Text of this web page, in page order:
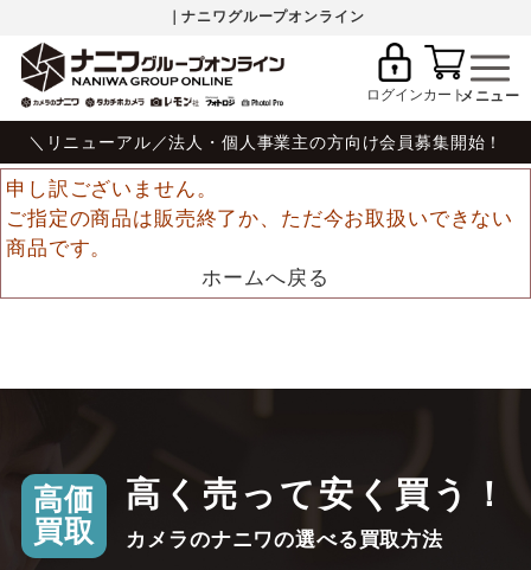
｜ナニワグループオンライン
ログインカート
＼リニューアル／法人・個人事業主の方向け会員募集開始！
申し訳ございません。
ご指定の商品は販売終了か、ただ今お取扱いできない
商品です。
ホームへ戻る
高価
買取
高く売って安く買う！
カメラのナニワの選べる買取方法